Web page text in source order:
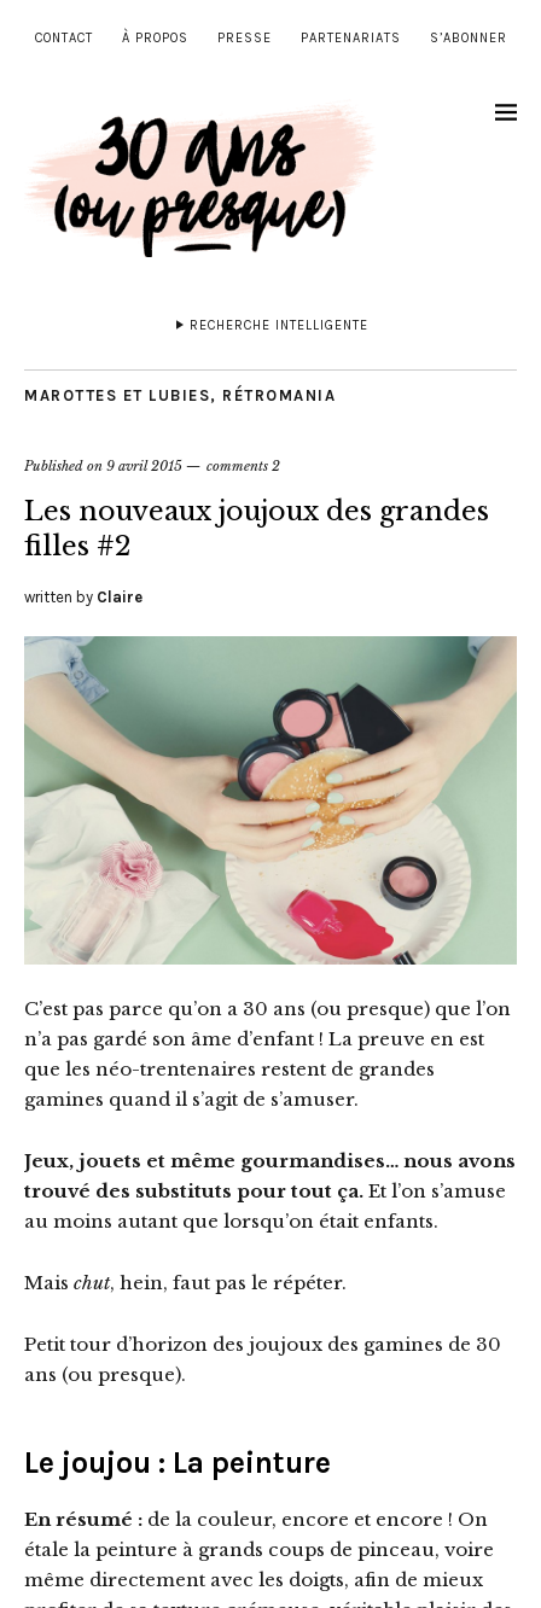
CONTACT À PROPOS PRESSE PARTENARIATS S’ABONNER
RECHERCHE INTELLIGENTE
MAROTTES ET LUBIES, RÉTROMANIA
Published on 9 avril 2015 comments 2
Les nouveaux joujoux des grandes
filles #2
written by Claire
C’est pas parce qu’on a 30 ans (ou presque) que l’on
n’a pas gardé son âme d’enfant ! La preuve en est
que les néo-trentenaires restent de grandes
gamines quand il s’agit de s’amuser.
Jeux, jouets et même gourmandises… nous avons
trouvé des substituts pour tout ça. Et l’on s’amuse
au moins autant que lorsqu’on était enfants.
Mais chut, hein, faut pas le répéter.
Petit tour d’horizon des joujoux des gamines de 30
ans (ou presque).
Le joujou : La peinture
En résumé : de la couleur, encore et encore ! On
étale la peinture à grands coups de pinceau, voire
même directement avec les doigts, afin de mieux